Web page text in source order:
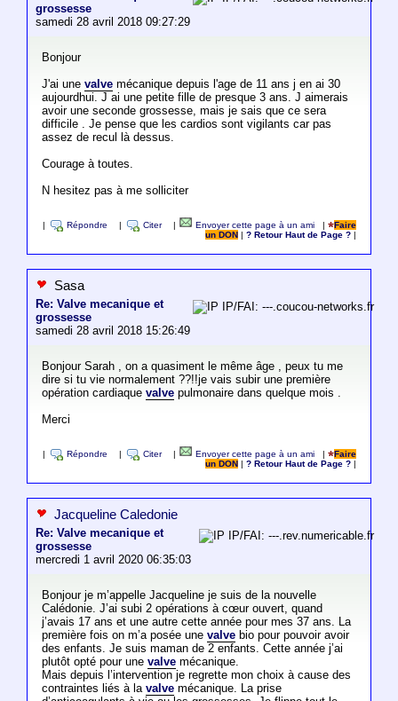
grossesse
samedi 28 avril 2018 09:27:29
Bonjour
J'ai une valvemécanique depuis l'age de 11 ans j en ai 30
aujourdhui. J ai une petite fille de presque 3 ans. J aimerais
avoir une seconde grossesse, mais je sais que ce sera
difficile . Je pense que les cardios sont vigilants car pas
assez de recul là dessus.
Courage à toutes.
N hesitez pas à me solliciter
Répondre Citer Envoyer cette page à un ami |
Faire
un DON
|? Retour Haut de Page ?
Sasa
Re: Valve mecanique et
grossesse
samedi 28 avril 2018 15:26:49
IP/FAI: ---.coucou-networks.fr
Bonjour Sarah , on a quasiment le même âge , peux tu me
dire si tu vie normalement ??!!je vais subir une première
opération cardiaque valvepulmonaire dans quelque mois .
Merci
Répondre Citer Envoyer cette page à un ami |
Faire
un DON
|? Retour Haut de Page ?
Jacqueline Caledonie
Re: Valve mecanique et
grossesse
mercredi 1 avril 2020 06:35:03
IP/FAI: ---.rev.numericable.fr
Bonjour je m’appelle Jacqueline je suis de la nouvelle
Calédonie. J’ai subi 2 opérations à cœur ouvert, quand
j’avais 17 ans et une autre cette année pour mes 37 ans. La
première fois on m’a posée une valvebio pour pouvoir avoir
des enfants. Je suis maman de 2 enfants. Cette année j’ai
plutôt opté pour une valvemécanique.
Mais depuis l’intervention je regrette mon choix à cause des
contraintes liés à la valvemécanique. La prise